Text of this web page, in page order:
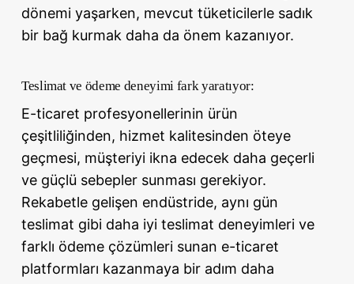
dönemi yaşarken, mevcut tüketicilerle sadık
bir bağ kurmak daha da önem kazanıyor.
Teslimat ve ödeme deneyimi fark yaratıyor:
E-ticaret profesyonellerinin ürün
çeşitliliğinden, hizmet kalitesinden öteye
geçmesi, müşteriyi ikna edecek daha geçerli
ve güçlü sebepler sunması gerekiyor.
Rekabetle gelişen endüstride, aynı gün
teslimat gibi daha iyi teslimat deneyimleri ve
farklı ödeme çözümleri sunan e-ticaret
platformları kazanmaya bir adım daha